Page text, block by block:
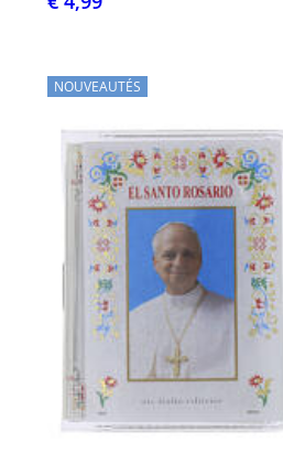
NOUVEAUTÉS